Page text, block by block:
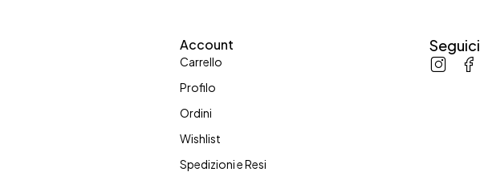
Account
Carrello
Profilo
Ordini
Wishlist
Spedizioni e Resi
Seguici